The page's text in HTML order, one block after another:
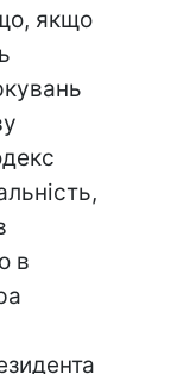
якщо
в